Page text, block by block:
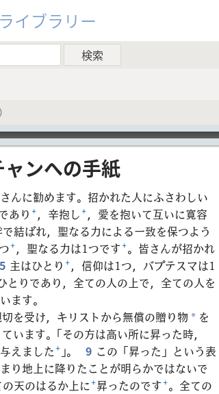
イブラリー
ン​へ​の​手紙
んに勧めます。招かれた人にふさわしい
あり +，辛抱し+，愛を抱いて互いに寛容
結ばれ，聖なる力による一致を保つよう
+，聖なる力は1つです+。皆さんが招かれ
5 主はひとり +，信仰は1つ，バプテスマは1
とりであり，全ての人の上で，全ての人を
ます。
を受け，キリストから無償の贈り物 * を
ています。「その方は高い所に昇った時，
えました+ 」。 9 この「昇った」という表
り地上に降りたことが明らかではないで
天のはるか上に+昇ったのです+。全ての